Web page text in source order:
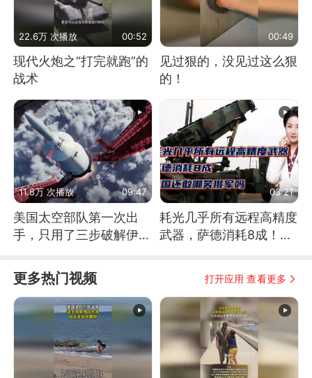
22.6万 次播放 00:52
现代火炮之“打完就跑”的
战术
00:49
见过狠的，没见过这么狠
的！
11.8万 次播放 09:47
美国太空部队第一次出
手，只用了三步破解伊朗
03:21
耗光几乎所有远程高精度
武器，萨德消耗8成！美
更多热门视频 打开应用 查看更多